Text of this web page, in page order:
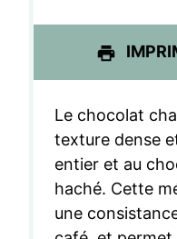
Le chocolat
texture dense
entier et au
haché. Cette
une